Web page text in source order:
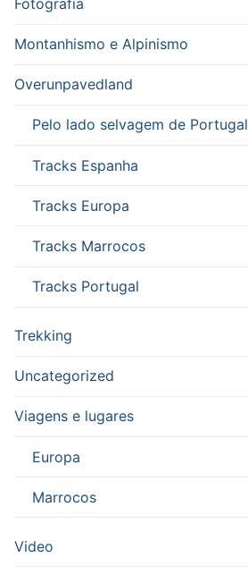
Montanhismo e Alpinismo
Overunpavedland
Pelo lado selvagem de Portugal
Tracks Espanha
Tracks Europa
Tracks Marrocos
Tracks Portugal
Trekking
Uncategorized
Viagens e lugares
Europa
Marrocos
Video